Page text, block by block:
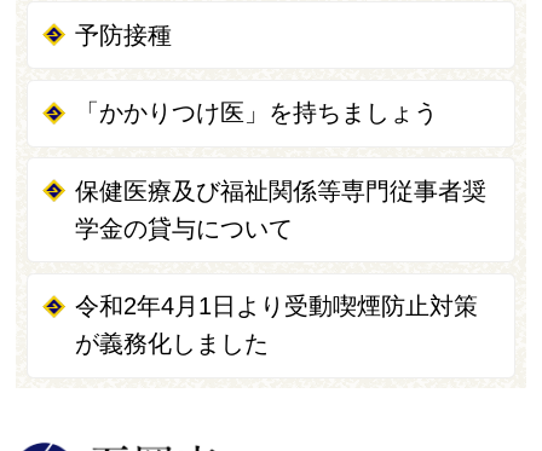
予防接種
「かかりつけ医」を持ちましょう
保健医療及び福祉関係等専門従事者奨
学金の貸与について
令和2年4月1日より受動喫煙防止対策
が義務化しました